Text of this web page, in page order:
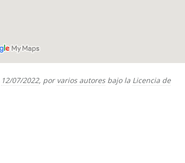
12/07/2022, por varios autoresbajo la Licencia de